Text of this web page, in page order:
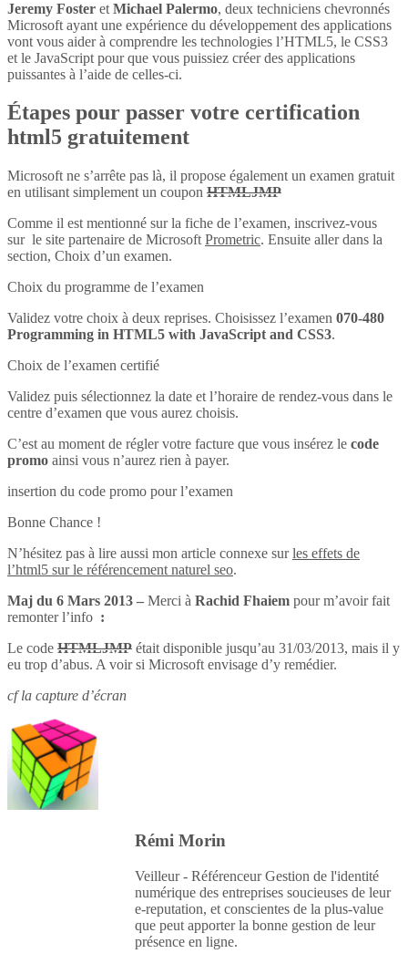
Jeremy Foster et Michael Palermo, deux techniciens chevronnés
Microsoft ayant une expérience du développement des applications
vont vous aider à comprendre les technologies l’HTML5, le CSS3
et le JavaScript pour que vous puissiez créer des applications
puissantes à l’aide de celles-ci.
Étapes pour passer votre certification
html5 gratuitement
Microsoft ne s’arrête pas là, il propose également un examen gratuit
en utilisant simplement un coupon HTMLJMP
Comme il est mentionné sur la fiche de l’examen, inscrivez-vous
sur le site partenaire de Microsoft Prometric. Ensuite aller dans la
section, Choix d’un examen.
Choix du programme de l’examen
Validez votre choix à deux reprises. Choisissez l’examen 070-480
Programming in HTML5 with JavaScript and CSS3.
Choix de l’examen certifié
Validez puis sélectionnez la date et l’horaire de rendez-vous dans le
centre d’examen que vous aurez choisis.
C’est au moment de régler votre facture que vous insérez le code
promo ainsi vous n’aurez rien à payer.
insertion du code promo pour l’examen
Bonne Chance !
N’hésitez pas à lire aussi mon article connexe surles effets de
l’html5 sur le référencement naturel seo.
Maj du 6 Mars 2013 – Merci à Rachid Fhaiem pour m’avoir fait
remonter l’info :
Le code HTMLJMP était disponible jusqu’au 31/03/2013, mais il y
eu trop d’abus. A voir si Microsoft envisage d’y remédier.
cf la capture d’écran
Rémi Morin
Veilleur - Référenceur Gestion de l'identité
numérique des entreprises soucieuses de leur
e-reputation, et conscientes de la plus-value
que peut apporter la bonne gestion de leur
présence en ligne.